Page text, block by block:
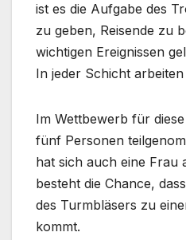
ist es die Aufgabe des
zu geben, Reisende zu
wichtigen Ereignissen
In jeder Schicht
Im Wettbewerb für
fünf Personen
hat sich auch eine Frau
besteht die Chance,
des Turmbläsers zu
kommt.